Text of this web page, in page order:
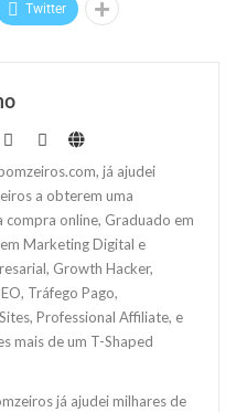
Twitter
já ajudei
a obterem uma
compra online, Graduado em
Marketing Digital e
Growth Hacker,
Tráfego Pago,
Professional Affiliate, e
mais de um T-Shaped
já ajudei milhares de